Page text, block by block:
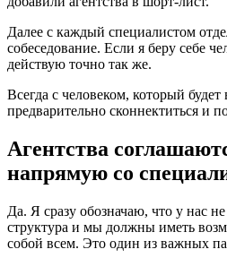
Далее с каждый специалистом
собеседование. Если я беру себе
действую точно так же.
Всегда с человеком, который
предварительно сконнектиться и
Агентства
напрямую со
Да. Я сразу обозначаю, что у нас
структура и мы должны иметь
собой всем. Это один из важных